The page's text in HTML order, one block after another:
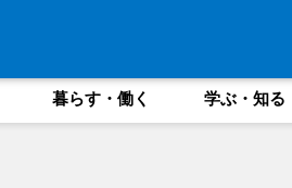
暮らす・働く 学ぶ・知る